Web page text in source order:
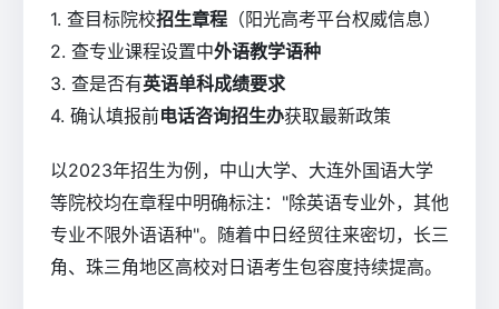
1. 查目标院校招生章程 （阳光高考平台权威信息）
2. 查专业课程设置中外语教学语种
3. 查是否有英语单科成绩要求
4. 确认填报前电话咨询招生办获取最新政策
以2023年招生为例，中山大学、大连外国语大学
等院校均在章程中明确标注："除英语专业外，其他
专业不限外语语种"。随着中日经贸往来密切，长三
角、珠三角地区高校对日语考生包容度持续提高。